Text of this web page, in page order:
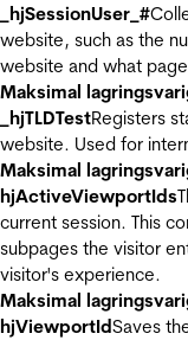
_hjSessionUser_#
website, such as the
website and what
Maksimal
_hjTLDTestRegisters
website. Used for
Maksimal
hjActiveViewportIds
current session. This
subpages the visitor
visitor's experience.
Maksimal
hjViewportIdSaves